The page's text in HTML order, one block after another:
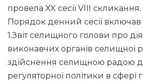
провела ХX сесії VIIІ скликання.
Порядок денний сесії включав
1.Звіт селищного голови про
виконавчих органів селищної
здійснення селищною радою
регуляторної політики в сфері